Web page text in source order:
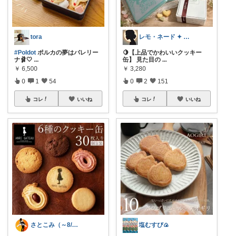
tora
#Poldot ポルカの夢はバレリー
ナ🩰🤍 ...
￥ 6,500
0 1 54
コレ いいね
さとこみ（～8/4 感謝🙏）
レモ・ネード ✦ セレクト 🍋
🍋【上品でかわいいクッキー
缶】 見た目の ...
￥ 3,280
0 2 151
コレ いいね
塩むすび🍙